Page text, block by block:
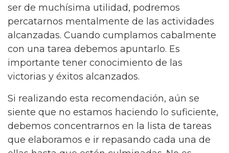
ser de muchísima utilidad, podremos
percatarnos mentalmente de las actividades
alcanzadas. Cuando cumplamos cabalmente
con una tarea debemos apuntarlo. Es
importante tener conocimiento de las
victorias y éxitos alcanzados.
Si realizando esta recomendación, aún se
siente que no estamos haciendo lo suficiente,
debemos concentrarnos en la lista de tareas
que elaboramos e ir repasando cada una de